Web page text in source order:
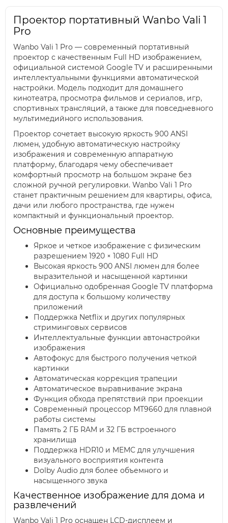
Проектор портативный Wanbo Vali 1
Pro
Wanbo Vali 1 Pro — современный портативный
проектор с качественным Full HD изображением,
официальной системой Google TV и расширенными
интеллектуальными функциями автоматической
настройки. Модель подходит для домашнего
кинотеатра, просмотра фильмов и сериалов, игр,
спортивных трансляций, а также для повседневного
мультимедийного использования.
Проектор сочетает высокую яркость 900 ANSI
люмен, удобную автоматическую настройку
изображения и современную аппаратную
платформу, благодаря чему обеспечивает
комфортный просмотр на большом экране без
сложной ручной регулировки. Wanbo Vali 1 Pro
станет практичным решением для квартиры, офиса,
дачи или любого пространства, где нужен
компактный и функциональный проектор.
Основные преимущества
Яркое и четкое изображение с физическим
разрешением 1920 × 1080 Full HD
Высокая яркость 900 ANSI люмен для более
выразительной и насыщенной картинки
Официально одобренная Google TV платформа
для доступа к большому количеству
приложений
Поддержка Netflix и других популярных
стриминговых сервисов
Интеллектуальные функции автонастройки
изображения
Автофокус для быстрого получения четкой
картинки
Автоматическая коррекция трапеции
Автоматическое выравнивание экрана
Функция обхода препятствий при проекции
Современный процессор MT9660 для плавной
работы системы
Память 2 ГБ RAM и 32 ГБ встроенного
хранилища
Поддержка HDR10 и MEMC для улучшения
визуального восприятия контента
Dolby Audio для более объемного и
насыщенного звука
Качественное изображение для дома и
развлечений
Wanbo Vali 1 Pro оснащен LCD-дисплеем и